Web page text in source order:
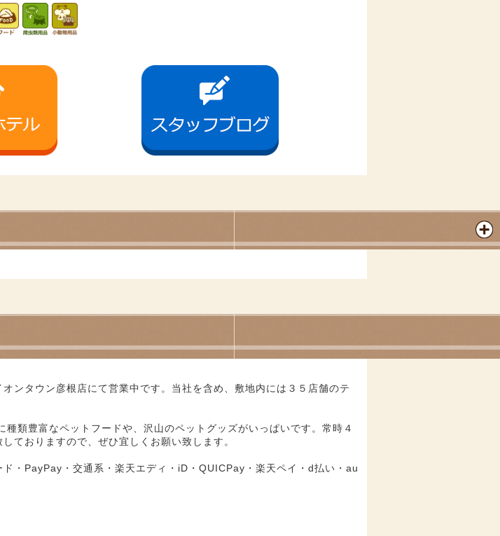
ンタウン彦根店にて営業中です。当社を含め、敷地内には３５店舗のテ
類豊富なペットフードや、沢山のペットグッズがいっぱいです。常時４
ておりますので、ぜひ宜しくお願い致します。
・PayPay・交通系・楽天エディ・iD・QUICPay・楽天ペイ・d払い・au